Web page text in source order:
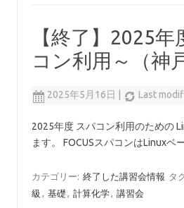
【終了】2025
コン利用～（神
2025年5月16日 Last
2025年度 スパコン利用のための
ます。 FOCUSスパコンはLinux
カテゴリー: 終了した講習会情報 タ
級 , 基礎 , 計算化学, 講習会